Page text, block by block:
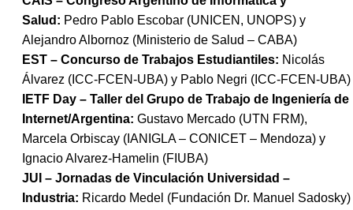
Salud: Pedro Pablo Escobar (UNICEN, UNOPS) y
Alejandro Albornoz (Ministerio de Salud – CABA)
EST – Concurso de Trabajos Estudiantiles: Nicolás
Álvarez (ICC-FCEN-UBA) y Pablo Negri (ICC-FCEN-UBA)
IETF Day – Taller del Grupo de Trabajo de Ingeniería de
Internet/Argentina: Gustavo Mercado (UTN FRM),
Marcela Orbiscay (IANIGLA – CONICET – Mendoza) y
Ignacio Alvarez-Hamelin (FIUBA)
JUI – Jornadas de Vinculación Universidad –
Industria: Ricardo Medel (Fundación Dr. Manuel Sadosky)